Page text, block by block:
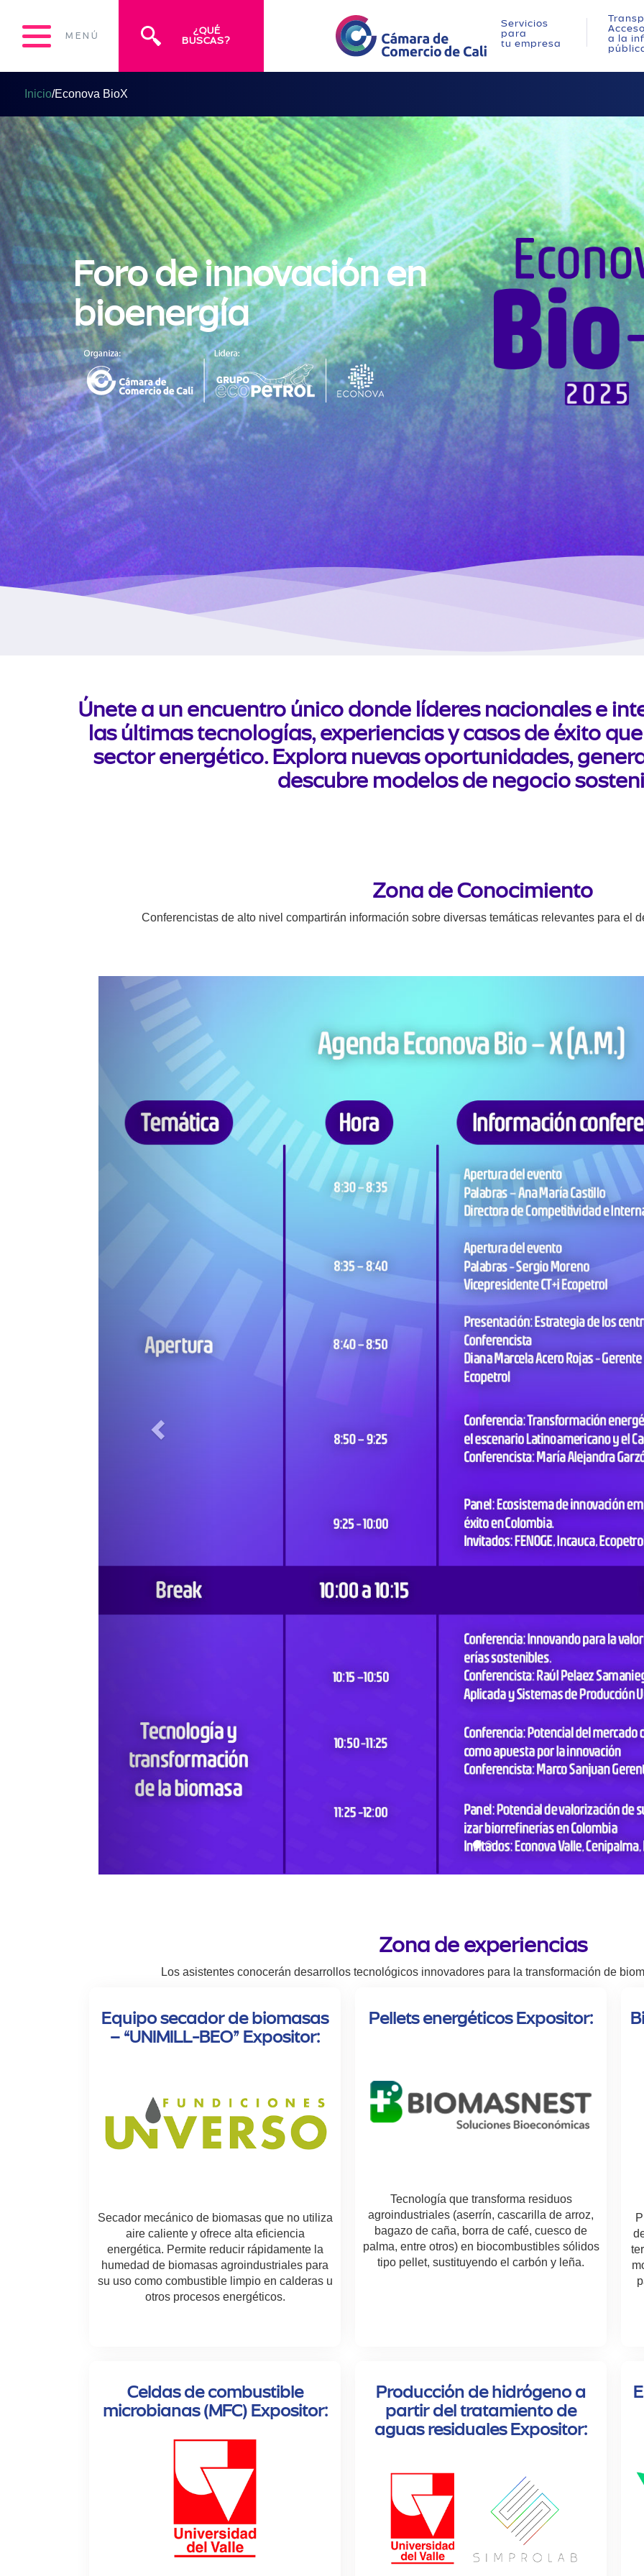
MENÚ
¿QUÉ
BUSCAS?
Servicios
para
tu empresa
a la
Inicio/Econova BioX
Foro de innovación en
bioenergía
Únete a un encuentro único donde líderes nacionales e
las últimas tecnologías, experiencias y casos de éxito
sector energético. Explora nuevas oportunidades,
descubre modelos de negocio
Zona de Conocimiento
Conferencistas de alto nivel compartirán información sobre diversas temáticas relevantes para el
Previous
Zona de experiencias
Los asistentes conocerán desarrollos tecnológicos innovadores para la transformación de
Equipo secador de biomasas
– “UNIMILL-BEO” Expositor:
Secador mecánico de biomasas que no utiliza
aire caliente y ofrece alta eficiencia
energética. Permite reducir rápidamente la
humedad de biomasas agroindustriales para
su uso como combustible limpio en calderas u
otros procesos energéticos.
Pellets energéticos Expositor:
Tecnología que transforma residuos
agroindustriales (aserrín, cascarilla de arroz,
bagazo de caña, borra de café, cuesco de
palma, entre otros) en biocombustibles sólidos
tipo pellet, sustituyendo el carbón y leña.
Celdas de combustible
microbianas (MFC) Expositor:
Producción de hidrógeno a
partir del tratamiento de
aguas residuales Expositor: